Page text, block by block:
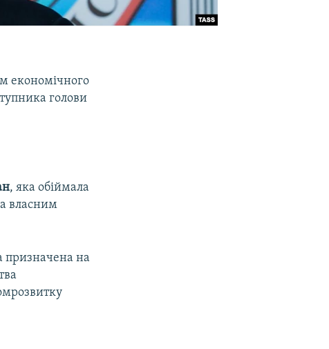
економічного
голови
, яка обіймала
власним
призначена на